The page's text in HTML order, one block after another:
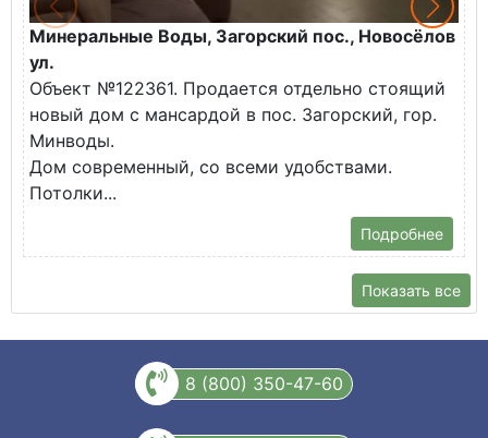
Минеральные Воды, Загорский пос., Новосёлов
ул.
Объект №122361. Продается отдельно стоящий
новый дом с мансардой в пос. Загорский, гор.
Минводы.
Дом современный, со всеми удобствами.
Потолки...
Подробнее
Показать все
8 (800) 350-47-60